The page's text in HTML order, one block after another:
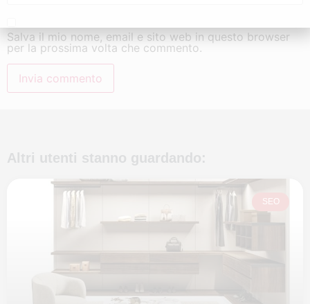
Salva il mio nome, email e sito web in questo browser
per la prossima volta che commento.
Altri utenti stanno guardando:
SEO